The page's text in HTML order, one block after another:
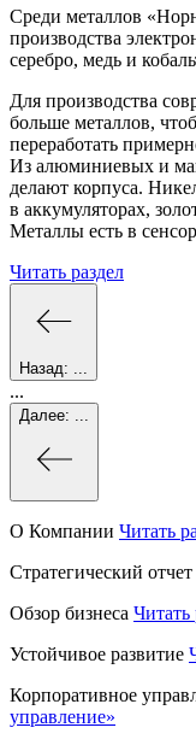
Среди металлов
производства
серебро, медь и
Для производства
больше металлов,
переработать
Из алюминиевых и
делают корпуса.
в аккумуляторах,
Металлы есть в
Читать раздел
Назад:
...
Далее:
О Компании Читать
Стратегический отчет
Обзор бизнеса Читать
Устойчивое развитие
Корпоративное
управление»